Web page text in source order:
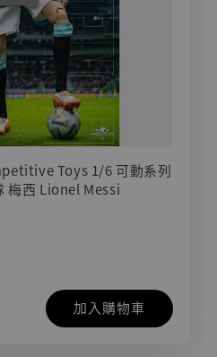
Toys 1/6 可動系列
梅西 Lionel Messi
加入購物車